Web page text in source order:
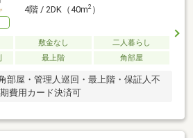
4階 / 2DK（40m2）
敷金なし
二人暮らし
最上階 角部屋
部屋・管理人巡回・最上階・保証人不
費用カード決済可